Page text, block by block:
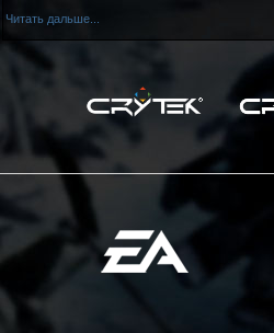
Читать дальше...